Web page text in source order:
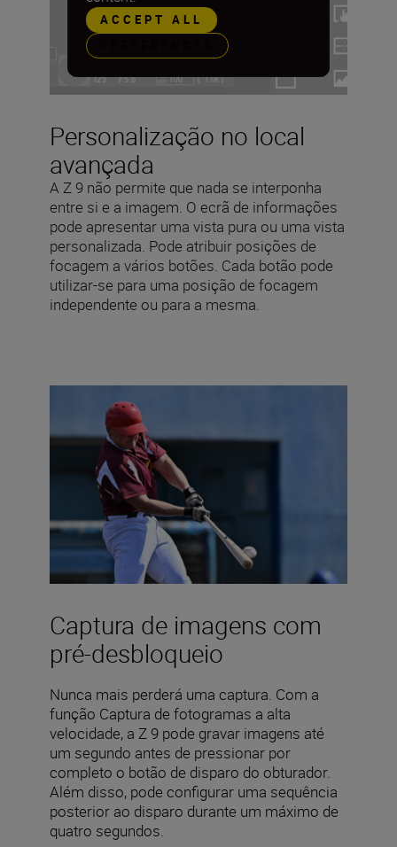
Personalização no local
avançada
A Z 9 não permite que nada se interponha
entre si e a imagem. O ecrã de informações
pode apresentar uma vista pura ou uma vista
personalizada. Pode atribuir posições de
focagem a vários botões. Cada botão pode
utilizar-se para uma posição de focagem
independente ou para a mesma.
ACCEPT ALL
Captura de imagens com
pré-desbloqueio
Nunca mais perderá uma captura. Com a
função Captura de fotogramas a alta
velocidade, a Z 9 pode gravar imagens até
um segundo antes de pressionar por
completo o botão de disparo do obturador.
Além disso, pode configurar uma sequência
posterior ao disparo durante um máximo de
quatro segundos.